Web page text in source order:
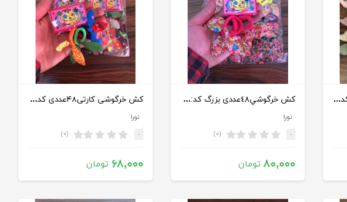
کش پولیشی گوش دار کارتی کد:1000748 كش خرگوشي٤٨عددی بزرگ كد:1000686
نورا
- (۰)
۸۰,۰۰۰ تومان
کش خرگوشی کارتی۴۸عددی كد:1000447
نورا
- (۰)
۶۸,۰۰۰ تومان